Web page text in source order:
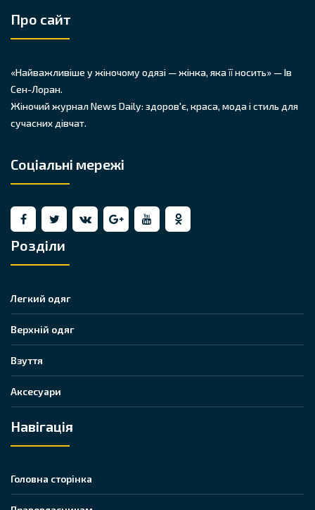
Про сайт
«Найважливіше у жіночому одязі — жінка, яка її носить» — Ів
Сен-Лоран.
Жіночий журнал News Daily: здоров'є, краса, мода і стиль для
сучасних дівчат.
Соціальні мережі
Розділи
Легкий одяг
Верхній одяг
Взуття
Аксесуари
Навігація
Головна сторінка